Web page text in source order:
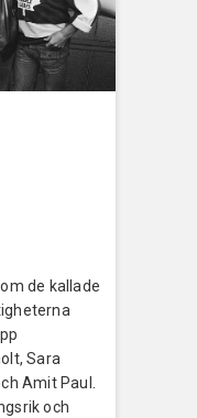
de kallade
Sara
Amit Paul.
och